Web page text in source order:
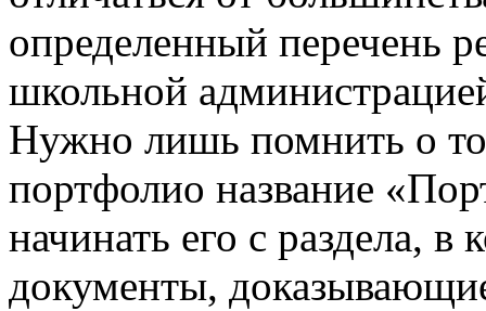
определенный перечень
школьной
Нужно лишь помнить о
портфолио название
начинать его с раздела, в
документы,